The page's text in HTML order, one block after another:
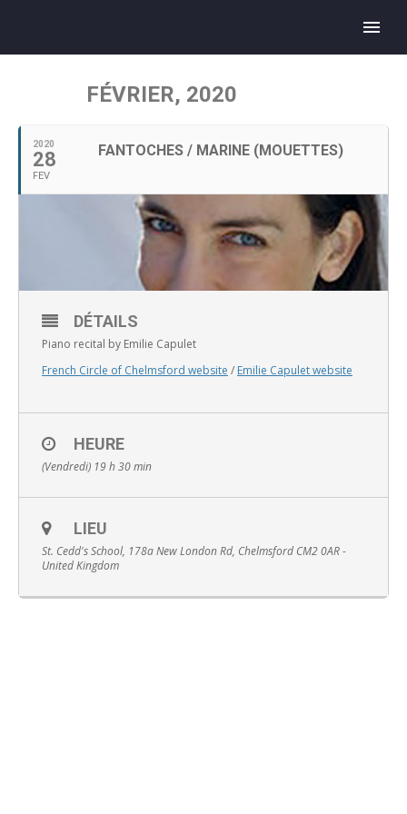
English
FÉVRIER, 2020
2020
28
FEV
FANTOCHES / MARINE (MOUETTES)
DÉTAILS
Piano recital by Emilie Capulet
French Circle of Chelmsford website / Emilie Capulet website
HEURE
(Vendredi) 19 h 30 min
LIEU
St. Cedd's School, 178a New London Rd, Chelmsford CM2 0AR -
United Kingdom